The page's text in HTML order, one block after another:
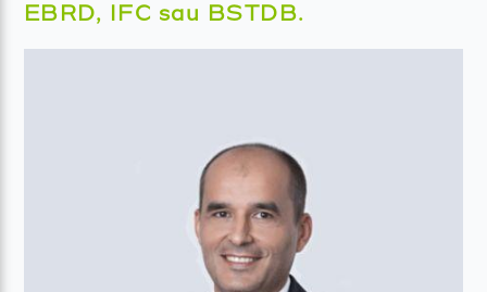
EBRD, IFC sau BSTDB.